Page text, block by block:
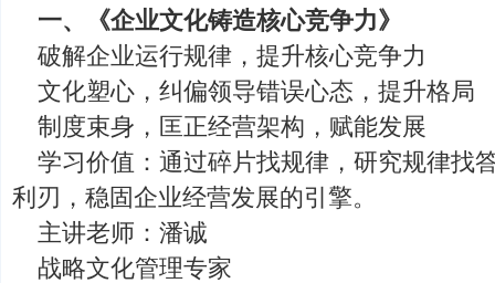
一、《企业文化铸造核心竞争力》
破解企业运行规律，提升核心竞争力
文化塑心，纠偏领导错误心态，提升格局
制度束身，匡正经营架构，赋能发展
学习价值：通过碎片找规律，研究规律找
利刃，稳固企业经营发展的引擎。
主讲老师：潘诚
战略文化管理专家